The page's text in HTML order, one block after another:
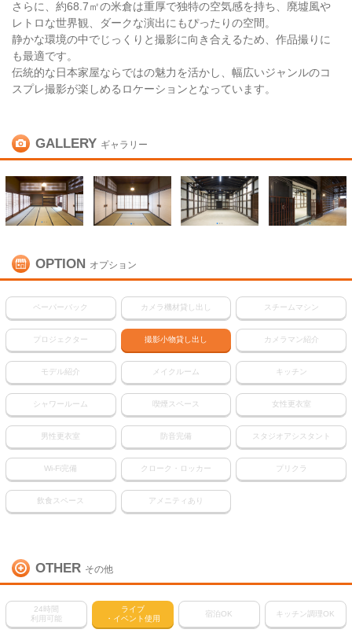
さらに、約68.7㎡の米倉は重厚で独特の空気感を持ち、廃墟風や
レトロな世界観、ダークな演出にもぴったりの空間。
静かな環境の中でじっくりと撮影に向き合えるため、作品撮りに
も最適です。
伝統的な日本家屋ならではの魅力を活かし、幅広いジャンルのコ
スプレ撮影が楽しめるロケーションとなっています。
GALLERY ギャラリー
OPTION オプション
ペーパーバック カメラ機材貸し出し スチームマシン
プロジェクター 撮影小物貸し出し カメラマン紹介
モデル紹介 メイクルーム キッチン
シャワールーム 喫煙スペース 女性更衣室
男性更衣室 防音完備 スタジオアシスタント
Wi-Fi完備 クローク・ロッカー プリクラ
飲食スペース アメニティあり
OTHER その他
24時間
利用可能
ライブ
・イベント使用
宿泊OK キッチン調理OK